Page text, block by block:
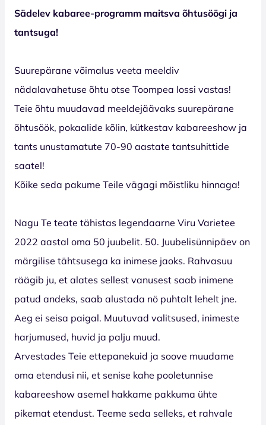
Sädelev kabaree-programm maitsva õhtusöögi ja
tantsuga!
Suurepärane võimalus veeta meeldiv
nädalavahetuse õhtu otse Toompea lossi vastas!
Teie õhtu muudavad meeldejäävaks suurepärane
õhtusöök, pokaalide kõlin, kütkestav kabareeshow ja
tants unustamatute 70-90 aastate tantsuhittide
saatel!
Kõike seda pakume Teile vägagi mõistliku hinnaga!
Nagu Te teate tähistas legendaarne Viru Varietee
2022 aastal oma 50 juubelit. 50. Juubelisünnipäev on
märgilise tähtsusega ka inimese jaoks. Rahvasuu
räägib ju, et alates sellest vanusest saab inimene
patud andeks, saab alustada nö puhtalt lehelt jne.
Aeg ei seisa paigal. Muutuvad valitsused, inimeste
harjumused, huvid ja palju muud.
Arvestades Teie ettepanekuid ja soove muudame
oma etendusi nii, et senise kahe pooletunnise
kabareeshow asemel hakkame pakkuma ühte
pikemat etendust. Teeme seda selleks, et rahvale